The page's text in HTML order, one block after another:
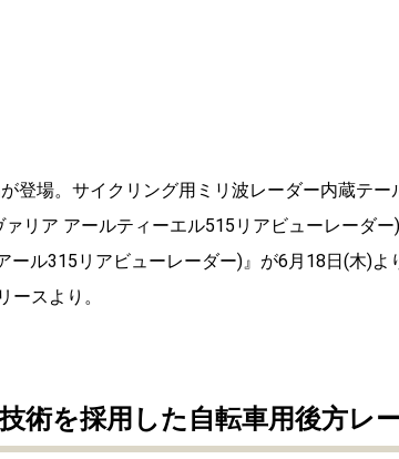
が登場。サイクリング用ミリ波レーダー内蔵テ
ァリア アールティーエル515リアビューレーダ
ール315リアビューレーダー)』が6月18日(木)よ
ースより。
術を採用した自転車用後方レ